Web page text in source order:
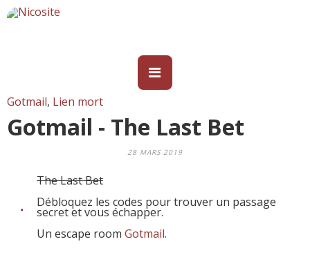
Gotmail, Lien mort
Gotmail - The Last Bet
28 MARS 2019
The Last Bet
Débloquez les codes pour trouver un passage
secret et vous échapper.
Un escape room Gotmail.